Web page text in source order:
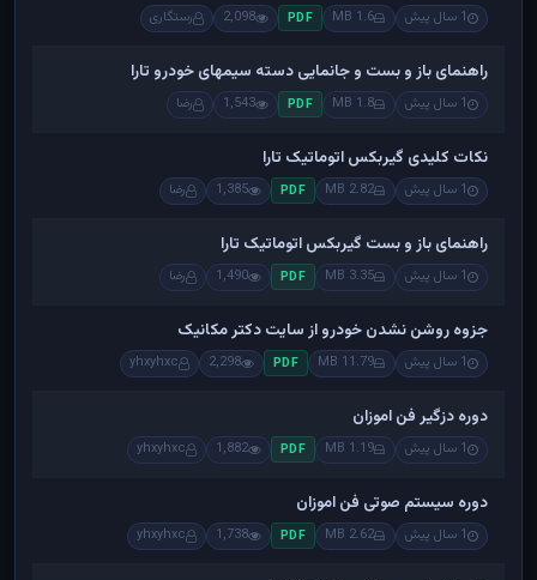
1 سال پیش 1.6 MB
PDF
2,098 رستگاری
راهنمای باز و بست و جانمایی دسته سیمهای خودرو تارا
1 سال پیش 1.8 MB
PDF
1,543 رضا
نکات کلیدی گیربکس اتوماتیک تارا
1 سال پیش 2.82 MB
PDF
1,385 رضا
راهنمای باز و بست گیربکس اتوماتیک تارا
1 سال پیش 3.35 MB
PDF
1,490 رضا
جزوه روشن نشدن خودرو از سایت دکتر مکانیک
1 سال پیش 11.79 MB
PDF
2,298
yhxyhxc
دوره دزگیر فن اموزان
1 سال پیش 1.19 MB
PDF
1,882
yhxyhxc
دوره سیستم صوتی فن اموزان
1 سال پیش 2.62 MB
PDF
1,738
yhxyhxc